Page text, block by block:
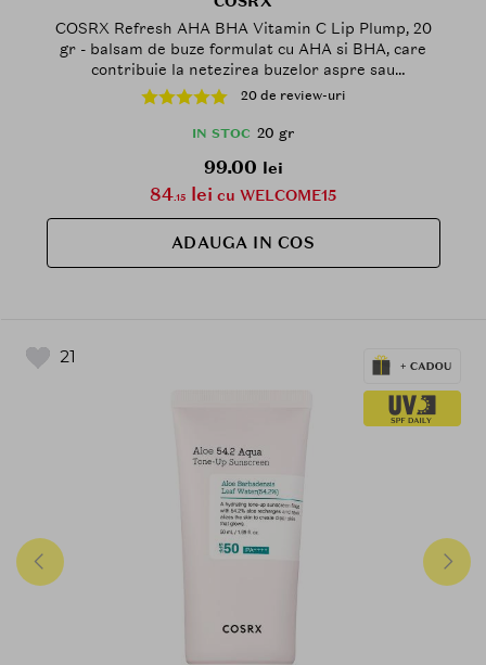
COSRX Refresh AHA BHA Vitamin C Lip Plump, 20
gr - balsam de buze formulat cu AHA si BHA, care
contribuie la netezirea buzelor aspre sau
deshidratate si la mentinerea aspectului plin, ferm si
revitalizat
20 de review-uri
IN STOC 20 gr
99.00 lei
84.15 lei cu WELCOME15
ADAUGA IN COS
21